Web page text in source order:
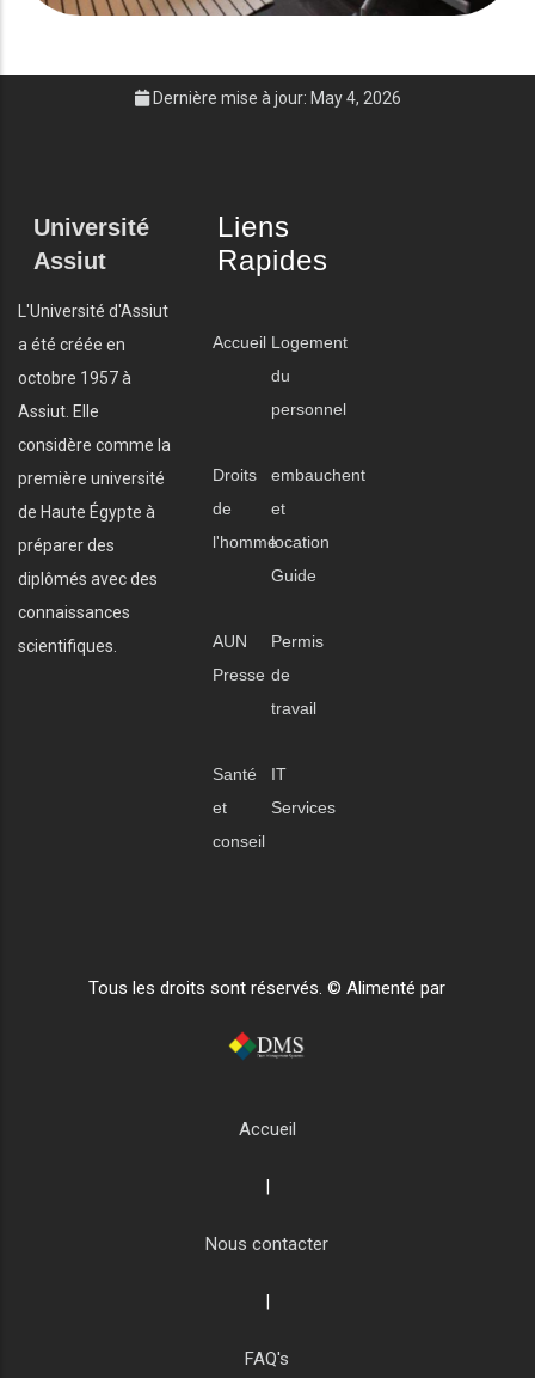
Dernière mise à jour: May 4, 2026
Université
Assiut
L'Université d'Assiut
a été créée en
octobre 1957 à
Assiut. Elle
considère comme la
première université
de Haute Égypte à
préparer des
diplômés avec des
connaissances
scientifiques.
Liens
Rapides
Accueil Logement
du
personnel
Droits
de
l'homme
embauchent
et
location
Guide
AUN
Presse
Permis
de
travail
Santé
et
conseil
IT
Services
Tous les droits sont réservés. © Alimenté par
Accueil
Nous contacter
FAQ's